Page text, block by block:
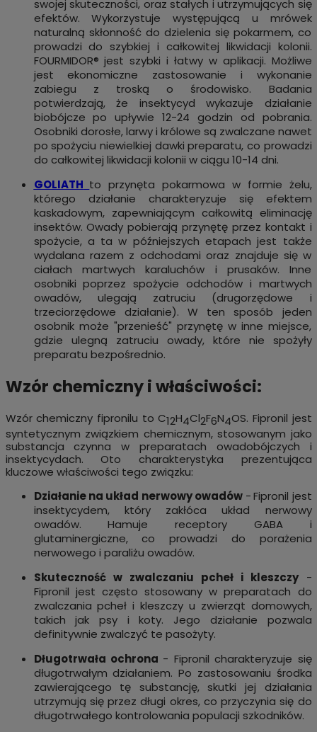
swojej skuteczności, oraz stałych i utrzymujących się
efektów. Wykorzystuje występującą u mrówek
naturalną skłonność do dzielenia się pokarmem, co
prowadzi do szybkiej i całkowitej likwidacji kolonii.
FOURMIDOR® jest szybki i łatwy w aplikacji. Możliwe
jest ekonomiczne zastosowanie i wykonanie
zabiegu z troską o środowisko. Badania
potwierdzają, że insektycyd wykazuje działanie
biobójcze po upływie 12-24 godzin od pobrania.
Osobniki dorosłe, larwy i królowe są zwalczane nawet
po spożyciu niewielkiej dawki preparatu, co prowadzi
do całkowitej likwidacji kolonii w ciągu 10-14 dni.
GOLIATH to przynęta pokarmowa w formie żelu,
którego działanie charakteryzuje się efektem
kaskadowym, zapewniającym całkowitą eliminację
insektów. Owady pobierają przynętę przez kontakt i
spożycie, a ta w późniejszych etapach jest także
wydalana razem z odchodami oraz znajduje się w
ciałach martwych karaluchów i prusaków. Inne
osobniki poprzez spożycie odchodów i martwych
owadów, ulegają zatruciu (drugorzędowe i
trzeciorzędowe działanie). W ten sposób jeden
osobnik może "przenieść" przynętę w inne miejsce,
gdzie ulegną zatruciu owady, które nie spożyły
preparatu bezpośrednio.
Wzór chemiczny i właściwości:
Wzór chemiczny fipronilu to C12H4Cl2F6N4OS. Fipronil jest
syntetycznym związkiem chemicznym, stosowanym jako
substancja czynna w preparatach owadobójczych i
insektycydach. Oto charakterystyka prezentująca
kluczowe właściwości tego związku:
Działanie na układ nerwowy owadów -Fipronil jest
insektycydem, który zakłóca układ nerwowy
owadów. Hamuje receptory GABA i
glutaminergiczne, co prowadzi do porażenia
nerwowego i paraliżu owadów.
Skuteczność w zwalczaniu pcheł i kleszczy -
Fipronil jest często stosowany w preparatach do
zwalczania pcheł i kleszczy u zwierząt domowych,
takich jak psy i koty. Jego działanie pozwala
definitywnie zwalczyć te pasożyty.
Długotrwała ochrona - Fipronil charakteryzuje się
długotrwałym działaniem. Po zastosowaniu środka
zawierającego tę substancję, skutki jej działania
utrzymują się przez długi okres, co przyczynia się do
długotrwałego kontrolowania populacji szkodników.